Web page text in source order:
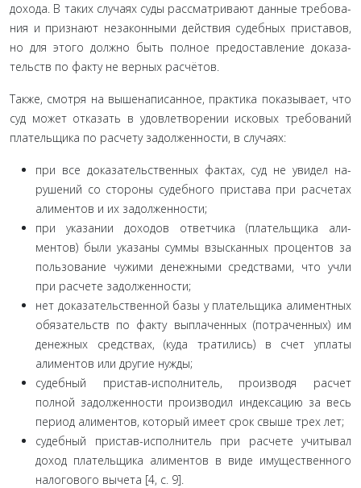
дохода. В таких случаях суды рассматривают данные требова­
ния и признают незаконными действия судебных приставов,
но для этого должно быть полное предоставление доказа­
тельств по факту не верных расчётов.
Также, смотря на вышенаписанное, практика показыва­ет, что
суд может отказать в удовлетворении исковых требо­ваний
плательщика по расчету задолженности, в случаях:
при все доказательственных фактах, суд не увидел на­
рушений со стороны судебного пристава при расчетах
али­ментов и их задолженности;
при указании доходов ответчика (плательщика али­
ментов) были указаны суммы взысканных процентов за
поль­зование чужими денежными средствами, что учли
при рас­чете задолженности;
нет доказательственной базы у плательщика алимент­ных
обязательств по факту выплаченных (потраченных) им
денежных средствах, (куда тратились) в счет уплаты
алимен­тов или другие нужды;
судебный пристав-исполнитель, производя расчет
полной задолженности производил индексацию за весь
пе­риод алиментов, который имеет срок свыше трех лет;
судебный пристав-исполнитель при расчете учитывал
доход плательщика алиментов в виде имущественного
нало­гового вычета [4, с. 9].